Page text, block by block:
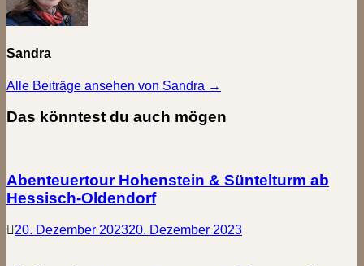
Sandra
Alle Beiträge ansehen von Sandra →
Das könntest du auch mögen
Abenteuertour Hohenstein & Süntelturm ab
Hessisch-Oldendorf
20. Dezember 202320. Dezember 2023